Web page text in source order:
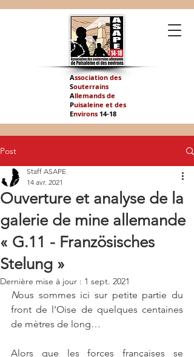
Association des
Souterrains
Allemands de
Puisaleine et des
Environs 14-18
Post
Ouverture et analyse de la
galerie de mine allemande
« G.11 - Französisches
Stelung »
Staff ASAPE
14 avr. 2021
Dernière mise à jour : 1 sept. 2021
Nous sommes ici sur petite partie du
front de l’Oise de quelques centaines
de mètres de long…
Alors que les forces françaises se